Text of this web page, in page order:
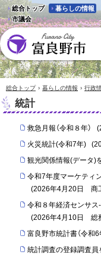
総合トップ 暮らしの情報
市議会
富良野市 - Frano City
総合トップ › 暮らしの情報 › 行政
統計
救急月報（令和８年） (
火災統計(令和7年)
(
観光関係情報(データ)
令和7年度マーケティ
(2026年4月20日 商
令和８年経済センサ
(2026年4月10日 総
富良野市統計書（令和6
統計調査の登録調査